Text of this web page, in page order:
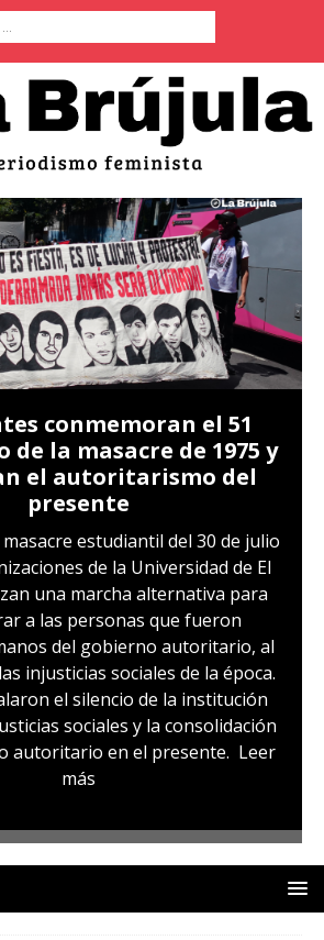
conmemoran el 51
la masacre de 1975 y
el autoritarismo del
presente
estudiantil del 30 de julio
de la Universidad de El
una marcha alternativa para
a las personas que fueron
del gobierno autoritario, al
injusticias sociales de la época.
el silencio de la institución
sociales y la consolidación
autoritario en el presente. Leer
más